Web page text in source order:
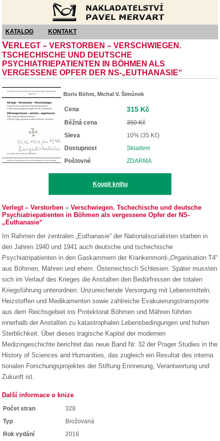
KATALOG KONTAKT
VERLEGT – VERSTORBEN – VERSCHWIEGEN.
TSCHECHISCHE UND DEUTSCHE
PSYCHIATRIEPATIENTEN IN BÖHMEN ALS
VERGESSENE OPFER DER NS-„EUTHANASIE“
Boris Böhm, Michal V. Šimůnek
Cena 315 Kč
Běžná cena
350 Kč
Sleva
10% (35 Kč)
Dostupnost
Skladem
Poštovné
ZDARMA
Koupit knihu
Verlegt – Verstorben – Verschwiegen. Tschechische und deutsche
Psychiatriepatienten in Böhmen als vergessene Opfer der NS-
„Euthanasie“
Im Rahmen der zentralen „Euthanasie“ der Nationalsozialisten starben in
den Jahren 1940 und 1941 auch deutsche und tschechische
Psychiatripatienten in den Gaskammern der Krankenmord-„Organisation T4“
aus Böhmen, Mähren und ehem. Österreichisch Schlesien. Später mussten
sich im Verlauf des Krieges die Anstalten den Bedürfnissen der totalen
Kriegsführung unterordnen. Unzureichende Versorgung mit Lebensmitteln,
Heizstoffen und Medikamenten sowie zahlreiche Evakuierungstransporte
aus dem Reichsgebiet ins Protektorat Böhmen und Mähren führten
innerhalb der Anstalten zu katastrophalen Lebensbedingungen und hohen
Sterblichkeit. Über dieses tragische Kapitel der modernen
Medizingeschichte berichtet das neue Band Nr. 32 der Prager Studies in the
History of Sciences and Humanities, das zugleich ein Resultat des interna
tionalen Forschungsprojektes der Stiftung Erinnerung, Verantwortung und
Zukunft ist.
Další informace o knize
Počet stran
328
Typ
Brožovaná
Rok vydání
2016